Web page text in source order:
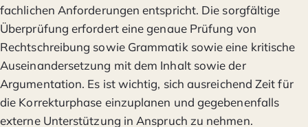
fachlichen Anforderungen entspricht. Die sorgfältige
Überprüfung erfordert eine genaue Prüfung von
Rechtschreibung sowie Grammatik sowie eine kritische
Auseinandersetzung mit dem Inhalt sowie der
Argumentation. Es ist wichtig, sich ausreichend Zeit für
die Korrekturphase einzuplanen und gegebenenfalls
externe Unterstützung in Anspruch zu nehmen.